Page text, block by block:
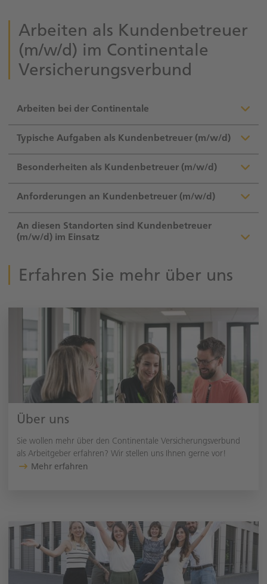
Arbeiten als Kundenbetreuer
(m/w/d) im Continentale
Versicherungsverbund
Arbeiten bei der Continentale
Typische Aufgaben als Kundenbetreuer (m/w/d)
Besonderheiten als Kundenbetreuer (m/w/d)
Anforderungen an Kundenbetreuer (m/w/d)
An diesen Standorten sind Kundenbetreuer
(m/w/d) im Einsatz
Erfahren Sie mehr über uns
Über uns
Sie wollen mehr über den Continentale Versicherungsverbund
als Arbeitgeber erfahren? Wir stellen uns Ihnen gerne vor!
Mehr erfahren